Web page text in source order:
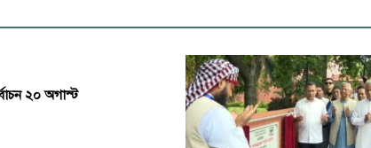
২০ অগাস্ট